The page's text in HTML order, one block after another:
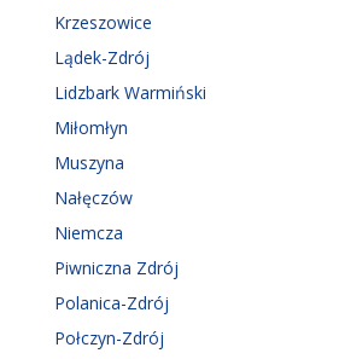
Krzeszowice
Lądek-Zdrój
Lidzbark Warmiński
Miłomłyn
Muszyna
Nałęczów
Niemcza
Piwniczna Zdrój
Polanica-Zdrój
Połczyn-Zdrój